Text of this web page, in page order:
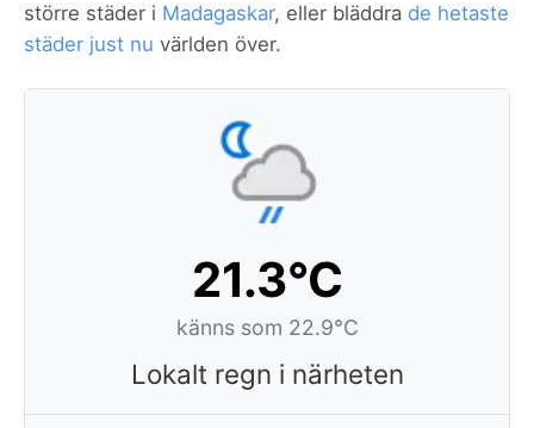
större städer i Madagaskar, eller bläddra de hetaste
städer just nu världen över.
21.3°C
känns som 22.9°C
Lokalt regn i närheten